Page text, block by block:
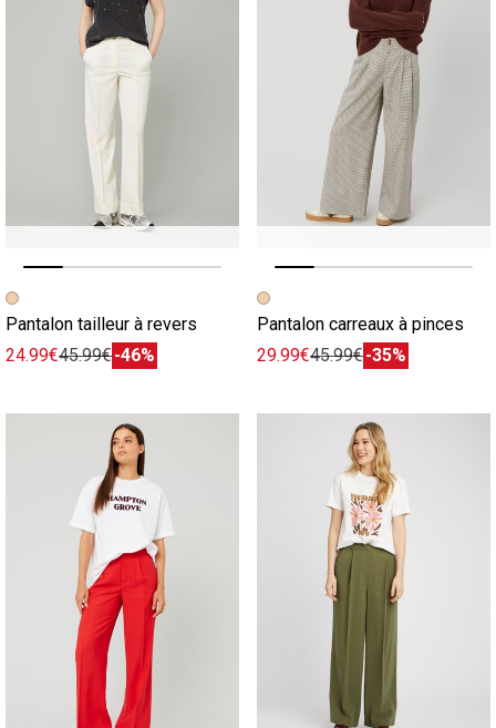
Image précédente
Image suivante
Pantalon tailleur à revers
24.99€45.99€-46%
Image précédente
Image suivante
Pantalon carreaux à pinces
29.99€45.99€-35%